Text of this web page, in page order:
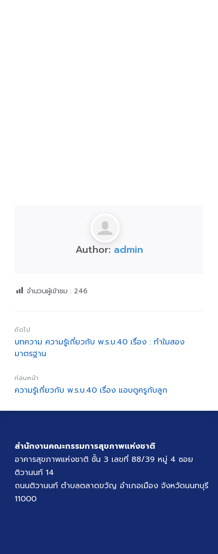
Author: admin
จำนวนผู้เข้าชม : 246
ถัดไป
บทความ ความรู้เกี่ยวกับ พ.ร.บ.40 เรื่อง : ทำใมสอง
มาตรฐาน
ก่อนหน้า
ความรู้เกี่ยวกับ พ.ร.บ.40 เรื่อง แอบดูครูกับลูก
สำนักงานคณะกรรมการสุขภาพแห่งชาติ
อาคารสุขภาพแห่งชาติ ชั้น 3 เลขที่ 88/39 หมู่ 4 ซอย
ติวานนท์ 14
ถนนติวานนท์ ตำบลตลาดขวัญ อำเภอเมือง จังหวัดนนทบุรี
11000